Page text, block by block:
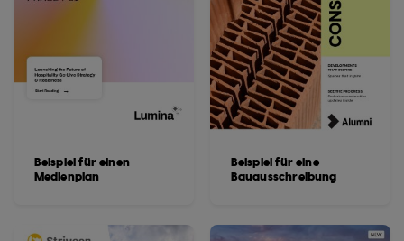
Beispiel für einen
Medienplan
Beispiel für eine
Bauausschreibung